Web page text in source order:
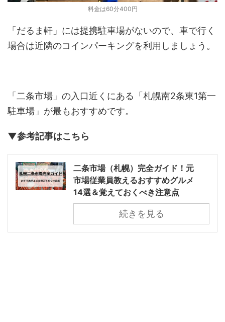
料金は60分400円
「だるま軒」には提携駐車場がないので、車で行く
場合は近隣のコインパーキングを利用しましょう。
「二条市場」の入口近くにある「札幌南2条東1第一
駐車場」が最もおすすめです。
▼参考記事はこちら
二条市場（札幌）完全ガイド！元
市場従業員教えるおすすめグルメ
14選＆覚えておくべき注意点
続きを見る